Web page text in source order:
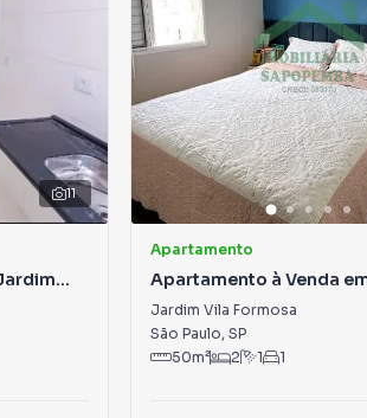
11
Apartamento
Apartamento à Venda
Vila Formosa
Jardim Vila Formosa
São Paulo, SP
50m² 2 1 1